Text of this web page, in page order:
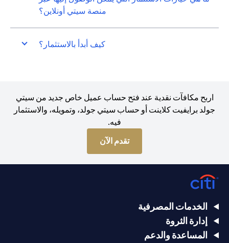
منصة سيتي أونلاين؟
كيف أبدأ بالاستثمار؟
اربح مكافآت نقدية عند فتح حساب عميل خاص جديد من سيتي
جولد برايفيت كلاينت أو حساب سيتي جولد، وتمويله، والاستثمار
فيه.
تقدم الآن
الخدمات المصرفية
إدارة الثروة
المساعدة والدعم